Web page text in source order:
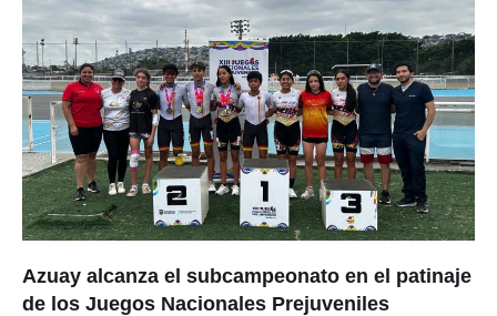
Azuay alcanza el subcampeonato en el patinaje
de los Juegos Nacionales Prejuveniles